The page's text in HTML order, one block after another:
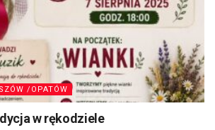
/OPATÓW
w rękodziele